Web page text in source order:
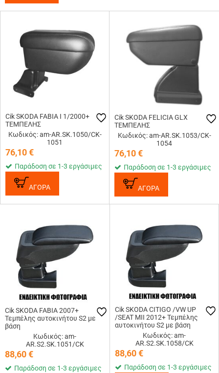
Cik SKODA FABIA I 1/2000+
ΤΕΜΠΕΛΗΣ
Κωδικός: am-AR.SK.1050/CK-
1051
76,10€
Παράδοση σε 1-3 εργάσιμες
ΑΓΟΡΑ
Cik SKODA FELICIA GLX
ΤΕΜΠΕΛΗΣ
Κωδικός: am-AR.SK.1053/CK-
1054
76,10€
Παράδοση σε 1-3 εργάσιμες
ΑΓΟΡΑ
Cik SKODA FABIA 2007+
Τεμπέλης αυτοκινήτου S2 με
βάση
Κωδικός: am-
AR.S2.SK.1051/CK
88,60€
Παράδοση σε 1-3 εργάσιμες
Cik SKODA CITIGO /VW UP
/SEAT MII 2012+ Τεμπέλης
αυτοκινήτου S2 με βάση
Κωδικός: am-
AR.S2.SK.1058/CK
88,60€
Παράδοση σε 1-3 εργάσιμες